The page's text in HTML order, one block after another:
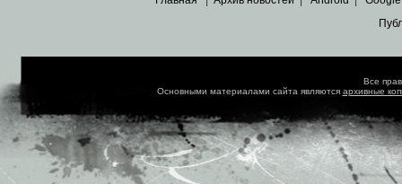
Все
Основными материалами сайта являются архивные